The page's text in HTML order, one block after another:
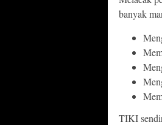
banyak
TIKI